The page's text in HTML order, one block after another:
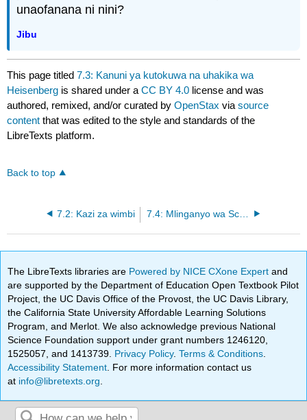
unaofanana ni nini?
Jibu
This page titled7.3: Kanuni ya kutokuwa na uhakika wa
Heisenberg is shared under aCC BY 4.0 license and was
authored, remixed, and/or curated byOpenStax viasource
content that was edited to the style and standards of the
LibreTexts platform.
Back to top
7.2: Kazi za wimbi
The LibreTexts libraries are Powered by NICE CXone Expertand
are supported by the Department of Education Open Textbook Pilot
Project, the UC Davis Office of the Provost, the UC Davis Library,
the California State University Affordable Learning Solutions
Program, and Merlot. We also acknowledge previous National
Science Foundation support under grant numbers 1246120,
1525057, and 1413739. Privacy Policy.Terms & Conditions
Accessibility Statement . For more information contact us
at info@libretexts.org